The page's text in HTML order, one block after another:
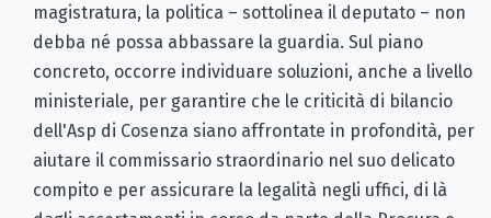
magistratura, la politica – sottolinea il deputato – non
debba né possa abbassare la guardia. Sul piano
concreto, occorre individuare soluzioni, anche a livello
ministeriale, per garantire che le criticità di bilancio
dell'Asp di Cosenza siano affrontate in profondità, per
aiutare il commissario straordinario nel suo delicato
compito e per assicurare la legalità negli uffici, di là